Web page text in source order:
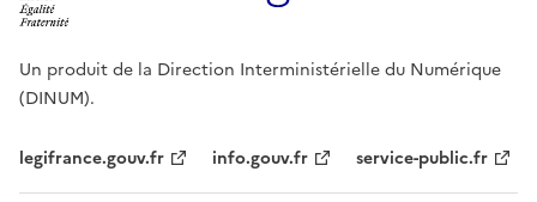
Un produit de la Direction Interministérielle du Numérique
(DINUM).
legifrance.gouv.fr info.gouv.fr service-public.fr